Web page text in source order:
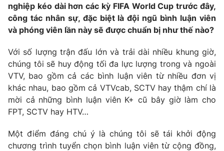
nghiệp kéo dài hơn các kỳ FIFA World Cup trước đây,
công tác nhân sự, đặc biệt là đội ngũ bình luận viên
và phóng viên lần này sẽ được chuẩn bị như thế nào?
Với số lượng trận đấu lớn và trải dài nhiều khung giờ,
chúng tôi sẽ huy động tối đa lực lượng trong và ngoài
VTV, bao gồm cả các bình luận viên từ nhiều đơn vị
khác nhau, bao gồm cả VTVcab, SCTV hay thậm chí là
mời cả những bình luận viên K+ cũ bây giờ làm cho
FPT, SCTV hay HTV…
Một điểm đáng chú ý là chúng tôi sẽ tái khởi động
chương trình tuyển chọn bình luận viên từ cộng đồng,